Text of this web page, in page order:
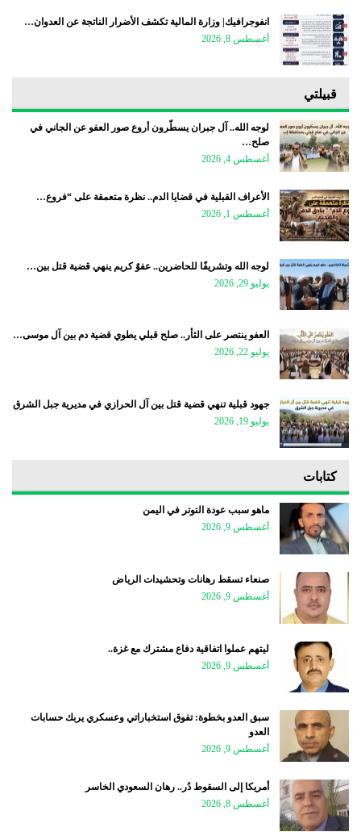
انفوجرافيك| وزارة المالية تكشف الأضرار الناتجة عن العدوان…
أغسطس 8, 2026
قبيلتي
لوجه الله.. آل جبران يسطّرون أروع صور العفو عن الجاني في
صلح…
أغسطس 4, 2026
الأعراف القبلية في قضايا الدم.. نظرة متعمقة على “فروع…
أغسطس 1, 2026
لوجه الله وتشريفًا للحاضرين.. عفوٌ كريم ينهي قضية قتل بين…
يوليو 29, 2026
العفو ينتصر على الثأر.. صلح قبلي يطوي قضية دم بين آل موسى…
يوليو 22, 2026
جهود قبلية تنهي قضية قتل بين آل الحرازي في مديرية جبل الشرق
يوليو 19, 2026
كتابات
ماهو سبب عودة التوتر في اليمن
أغسطس 9, 2026
صنعاء تسقط رهانات وتحشيدات الرياض
أغسطس 9, 2026
ليتهم عملوا اتفاقية دفاع مشترك مع غزة..
أغسطس 9, 2026
سبق العدو بخطوة: تفوق استخباراتي وعسكري يربك حسابات
العدو
أغسطس 9, 2026
أمريكا إلى السقوط دُر.. رهان السعودي الخاسر
أغسطس 8, 2026